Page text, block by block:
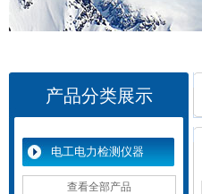
产品分类展示
电工电力检测仪器
查看全部产品